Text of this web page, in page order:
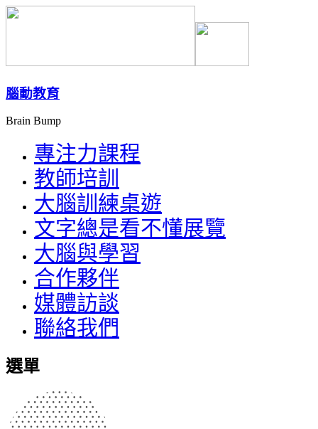
腦動教育
Brain Bump
專注力課程
教師培訓
大腦訓練桌遊
文字總是看不懂展覽
大腦與學習
合作夥伴
媒體訪談
聯絡我們
選單